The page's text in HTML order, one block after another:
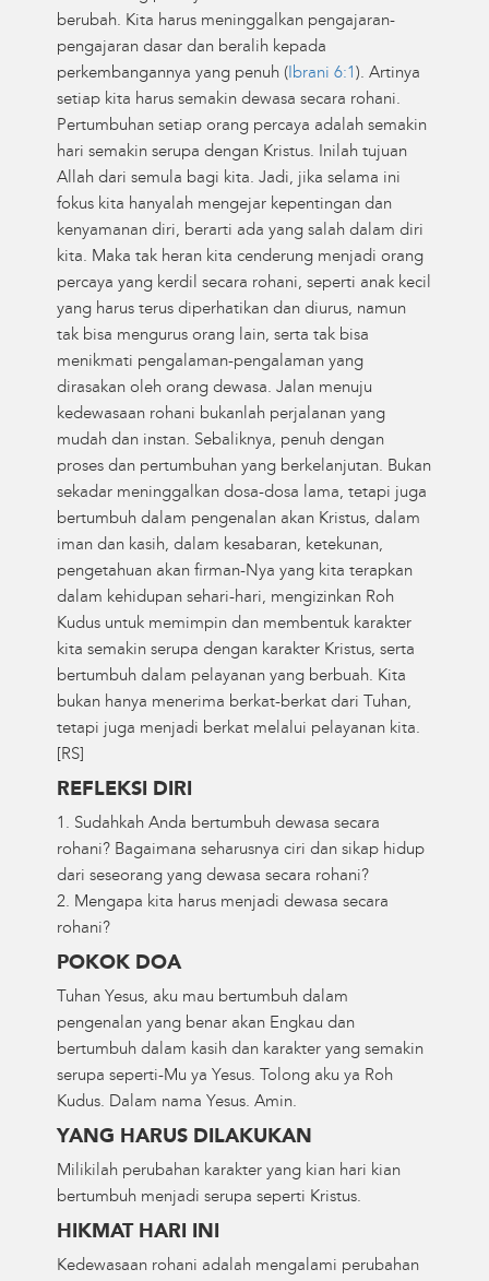
berubah. Kita harus meninggalkan pengajaran-
pengajaran dasar dan beralih kepada
perkembangannya yang penuh (Ibrani 6:1 ). Artinya
setiap kita harus semakin dewasa secara rohani.
Pertumbuhan setiap orang percaya adalah semakin
hari semakin serupa dengan Kristus. Inilah tujuan
Allah dari semula bagi kita. Jadi, jika selama ini
fokus kita hanyalah mengejar kepentingan dan
kenyamanan diri, berarti ada yang salah dalam diri
kita. Maka tak heran kita cenderung menjadi orang
percaya yang kerdil secara rohani, seperti anak kecil
yang harus terus diperhatikan dan diurus, namun
tak bisa mengurus orang lain, serta tak bisa
menikmati pengalaman-pengalaman yang
dirasakan oleh orang dewasa. Jalan menuju
kedewasaan rohani bukanlah perjalanan yang
mudah dan instan. Sebaliknya, penuh dengan
proses dan pertumbuhan yang berkelanjutan. Bukan
sekadar meninggalkan dosa-dosa lama, tetapi juga
bertumbuh dalam pengenalan akan Kristus, dalam
iman dan kasih, dalam kesabaran, ketekunan,
pengetahuan akan firman-Nya yang kita terapkan
dalam kehidupan sehari-hari, mengizinkan Roh
Kudus untuk memimpin dan membentuk karakter
kita semakin serupa dengan karakter Kristus, serta
bertumbuh dalam pelayanan yang berbuah. Kita
bukan hanya menerima berkat-berkat dari Tuhan,
tetapi juga menjadi berkat melalui pelayanan kita.
[RS]
REFLEKSI DIRI
1. Sudahkah Anda bertumbuh dewasa secara
rohani? Bagaimana seharusnya ciri dan sikap hidup
dari seseorang yang dewasa secara rohani?
2. Mengapa kita harus menjadi dewasa secara
rohani?
POKOK DOA
Tuhan Yesus, aku mau bertumbuh dalam
pengenalan yang benar akan Engkau dan
bertumbuh dalam kasih dan karakter yang semakin
serupa seperti-Mu ya Yesus. Tolong aku ya Roh
Kudus. Dalam nama Yesus. Amin.
YANG HARUS DILAKUKAN
Milikilah perubahan karakter yang kian hari kian
bertumbuh menjadi serupa seperti Kristus.
HIKMAT HARI INI
Kedewasaan rohani adalah mengalami perubahan